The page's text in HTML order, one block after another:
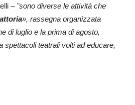
–"sono diverse le attività che
», rassegna organizzata
di luglio e la prima di agosto,
spettacoli teatrali volti ad educare,